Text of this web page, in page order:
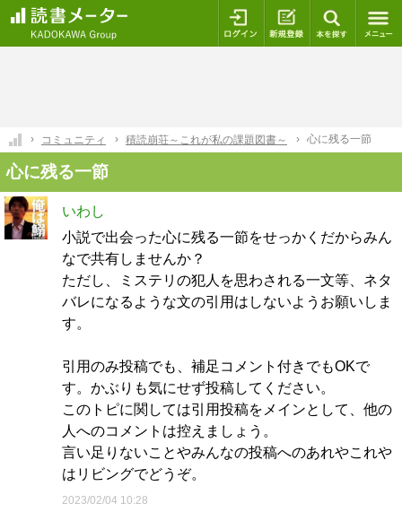
ログイン 新規登録
コミュニティ 積読崩荘～これが私の課題図書～ 心に残る一節
心に残る一節
いわし
小説で出会った心に残る一節をせっかくだからみん
なで共有しませんか？
ただし、ミステリの犯人を思わされる一文等、ネタ
バレになるような文の引用はしないようお願いしま
す。
引用のみ投稿でも、補足コメント付きでもOKで
す。かぶりも気にせず投稿してください。
このトピに関しては引用投稿をメインとして、他の
人へのコメントは控えましょう。
言い足りないことやみんなの投稿へのあれやこれや
はリビングでどうぞ。
2023/02/04 10:28